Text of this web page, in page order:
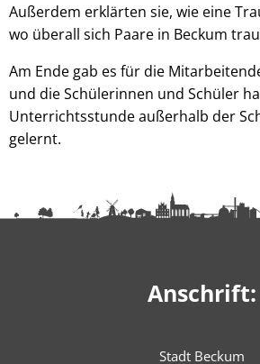
Außerdem erklärten sie, wie eine
wo überall sich Paare in Beckum
Am Ende gab es für die
und die Schülerinnen und Schüler
Unterrichtsstunde außerhalb der
gelernt.
Anschrift:
Stadt Beckum